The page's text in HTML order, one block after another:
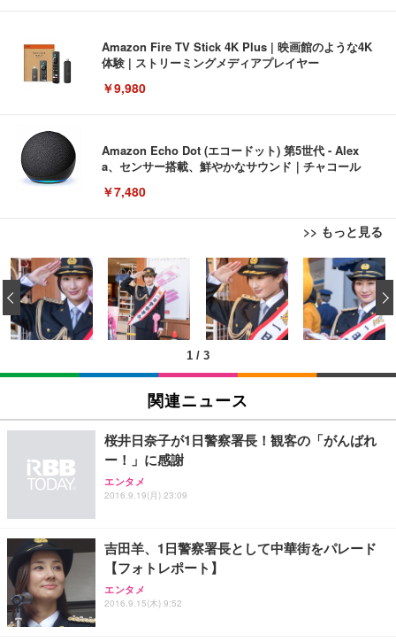
Amazon Fire TV Stick 4K Plus | 映画館のような4K
体験 | ストリーミングメディアプレイヤー
￥9,980
Amazon Echo Dot (エコードット) 第5世代 - Alex
a、センサー搭載、鮮やかなサウンド｜チャコール
￥7,480
>> もっと見る
[EdoErgo] オフィスチェア 椅子 テレワーク 疲れな
い 跳ね上げ式アームレスト コンパクト 約105度ロッ
キング pc 事務椅子 360度回転 座面昇降 強化ナイロ
ン樹脂ベース 通気性メッシュ 在宅ワーク H-WY01
(黒網+黒枠+黒足)
￥5,699
SIHOO B100 オフィスチェア／デスクチェア メッシ
ュチェア 人間工学 疲れない ブラック
￥27,999
Sezlife オフィスチェア デスクチェア 疲れない テレ
ワーク チェア 強化バックレスト 30度ロッキング機
能 人間工学 椅子 腰サポート 90度跳ね上げ式アーム
ョン PCチェア 通気性メッシュ ゲーミング/勉強/事
務用 おしゃれ パソコンチェア (ブラック)
Sezlife オフィスチェア デスクチェア 疲れない テレ
ワーク チェア 強化バックレスト 30度ロッキング機
能 人間工学 椅子 腰サポート 90度跳ね上げ式アーム
EIZO ビジネス向けプレミアムモニター | FlexScan
EV3240X-WT | 31.5型4K UHD・USB Type-C・ホワ
イト
￥105,595
EIZO ビジネス向けプレミアムモニター | FlexScan
【純正品】27"ゲーミングモニター DualSense 充電
フック付き（CFI-ZDM1J）
【整備済み品】Dell E2724HS 27インチ 液晶モニタ
ー フルHD（1920×1080）VA 非光沢 HDMI/DisplayP
ort/VGA スピーカー内蔵 高さ調整 スイベル VESA対
Amazonベーシック ペットシーツ 薄型 レギュラー 1
回使い捨て 無香料 ホワイト 300枚
￥3,373
Amazonベーシック ペットシーツ 厚型 ワイド 42枚
x2袋(84枚) ホワイト(吸収面:ライトブルー)
￥3,234
ネオ・ルーライフ ネオ・オムツ L 中型犬用 26枚入
り 単品
Smart Basic(スマートベーシック) 【Amazon.co.jp
限定】 Smart Basic アイリスオーヤマ ペットシーツ
超厚型 お徳用 ワイド 100枚入 (x 1) (ケース販売)
1 / 3
‹
関連ニュース
桜井日奈子が1日警察署長！観客の「がんばれ
ー！」に感謝
エンタメ
2016.9.19(月) 23:09
吉田羊、1日警察署長として中華街をパレード
【フォトレポート】
エンタメ
2016.9.15(木) 9:52